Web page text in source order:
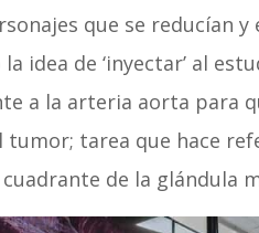
que se reducían
idea de ‘inyectar’ al
a la arteria aorta para
tarea que hace
de la glándula